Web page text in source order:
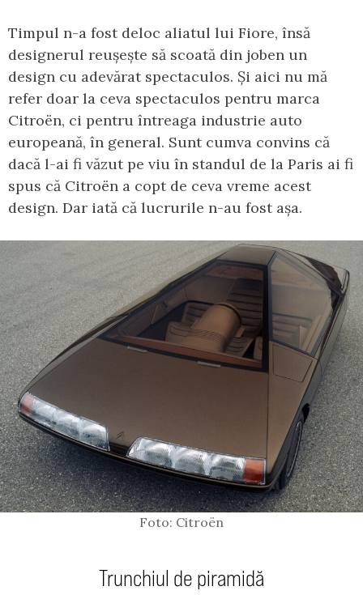
Timpul n-a fost deloc aliatul lui Fiore, însă
designerul reușește să scoată din joben un
design cu adevărat spectaculos. Și aici nu mă
refer doar la ceva spectaculos pentru marca
Citroën, ci pentru întreaga industrie auto
europeană, în general. Sunt cumva convins că
dacă l-ai fi văzut pe viu în standul de la Paris ai fi
spus că Citroën a copt de ceva vreme acest
design. Dar iată că lucrurile n-au fost așa.
Foto: Citroën
Trunchiul de piramidă